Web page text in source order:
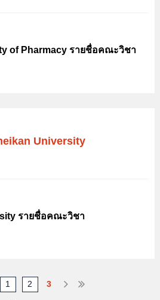
of Pharmacy รายชื่อคณะวิชา
University
รายชื่อคณะวิชา
1 2 3